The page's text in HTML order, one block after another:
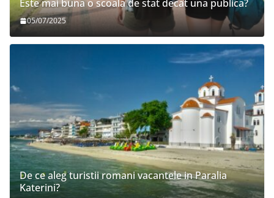
Este mai buna o scoala de stat decat una publica?
05/07/2025
De ce aleg turistii romani vacantele in Paralia
Katerini?